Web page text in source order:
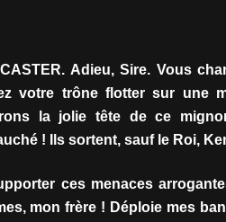
Adieu, Sire. Vous
votre trône flotter sur une
la jolie tête de ce
! Ils sortent, sauf le Roi,
ces menaces
mon frère ! Déploie mes